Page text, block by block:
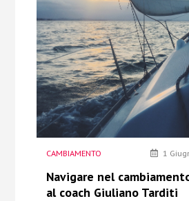
CAMBIAMENTO 1
Navigare nel
al coach Giuliano Tarditi